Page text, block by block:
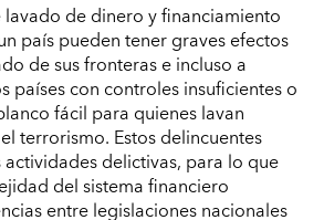
lavado de dinero y financiamiento
país pueden tener graves efectos
de sus fronteras e incluso a
países con controles insuficientes o
fácil para quienes lavan
terrorismo. Estos delincuentes
actividades delictivas, para lo que
del sistema financiero
entre legislaciones nacionales